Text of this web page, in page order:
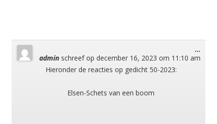
admin schreef op december 16, 2023 om 11:10 am
Hieronder de reacties op gedicht 50-2023:
Elsen-Schets van een boom
...